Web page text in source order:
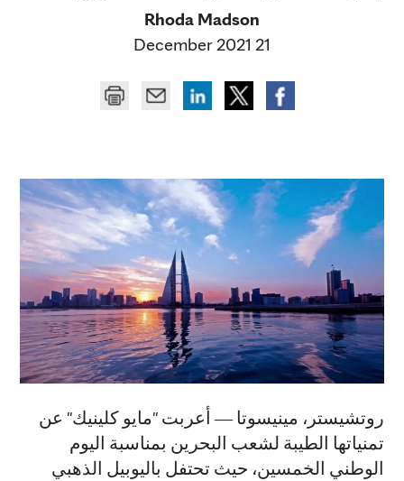
Rhoda Madson
21 December 2021
روتشيستر، مينيسوتا ― أعربت "مايو كلينيك" عن
تمنياتها الطيبة لشعب البحرين بمناسبة اليوم
الوطني الخمسين، حيث تحتفل باليوبيل الذهبي